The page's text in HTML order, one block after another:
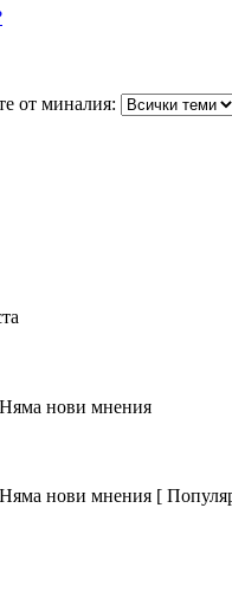
от миналия:
Няма нови мнения
Няма нови мнения [